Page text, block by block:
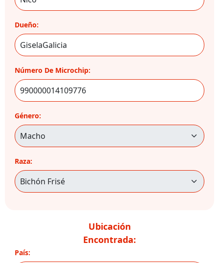
Dueño:
Número De Microchip:
Género:
Raza:
Ubicación
Encontrada:
País: